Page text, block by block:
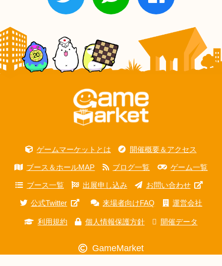
ゲームマーケットとは 開催概要＆アクセス
ブース＆ホールMAP ブログ一覧 ゲーム一覧
ブース一覧 出展申し込み お問い合わせ
公式Twitter 来場者向けFAQ 運営会社
利用規約 個人情報保護方針 開催データ
GameMarket